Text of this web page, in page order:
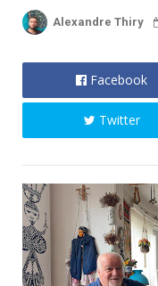
Alexandre Thiry
Facebook
Twitter